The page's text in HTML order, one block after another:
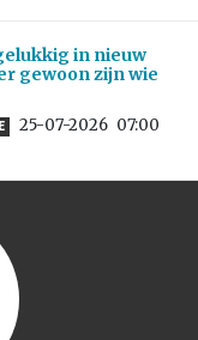
in nieuw
gewoon zijn wie
25-07-2026 07:00